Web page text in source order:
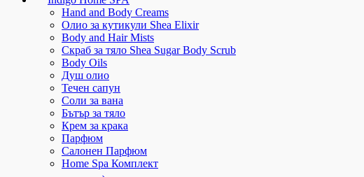
Hand and Body Creams
Олио за кутикули Shea Elixir
Body and Hair Mists
Скраб за тяло Shea Sugar Body Scrub
Body Oils
Душ олио
Течен сапун
Соли за вана
Бътър за тяло
Крем за крака
Парфюм
Салонен Парфюм
Home Spa Комплект